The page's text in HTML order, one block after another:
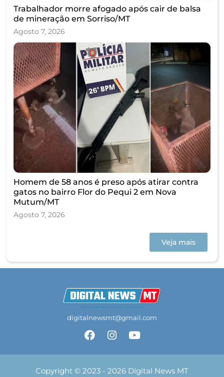
Trabalhador morre afogado após cair de balsa
de mineração em Sorriso/MT
Agosto 7, 2026
Homem de 58 anos é preso após atirar contra
gatos no bairro Flor do Pequi 2 em Nova
Mutum/MT
Agosto 7, 2026
Veja mais
digitalnewsmt@gmail.com
Copyright © 2023 - 2026 Digital News MT